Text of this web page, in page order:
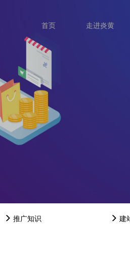
首页 走进炎黄
推广知识 建